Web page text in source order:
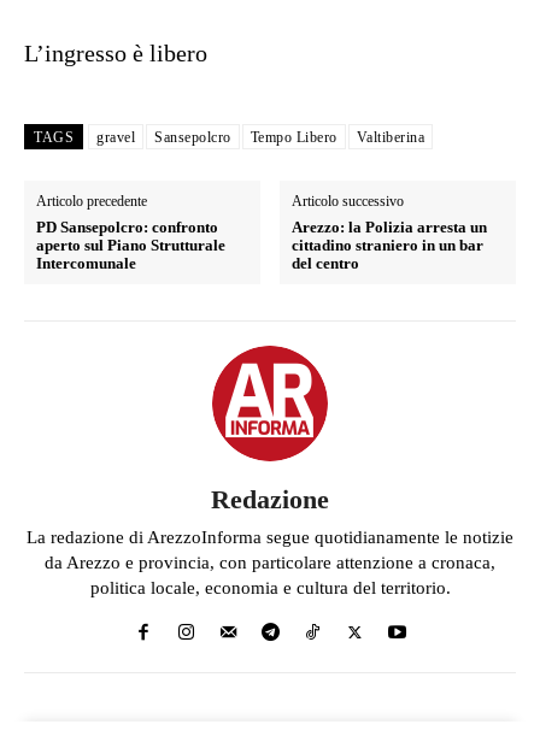
L’ingresso è libero
TAGS gravel Sansepolcro Tempo Libero Valtiberina
Articolo precedente
PD Sansepolcro: confronto
aperto sul Piano Strutturale
Intercomunale
Articolo successivo
Arezzo: la Polizia arresta un
cittadino straniero in un bar
del centro
Redazione
La redazione di ArezzoInforma segue quotidianamente le notizie
da Arezzo e provincia, con particolare attenzione a cronaca,
politica locale, economia e cultura del territorio.